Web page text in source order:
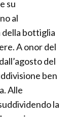
su
al
della bottiglia
A onor del
del
ben
Alle
la